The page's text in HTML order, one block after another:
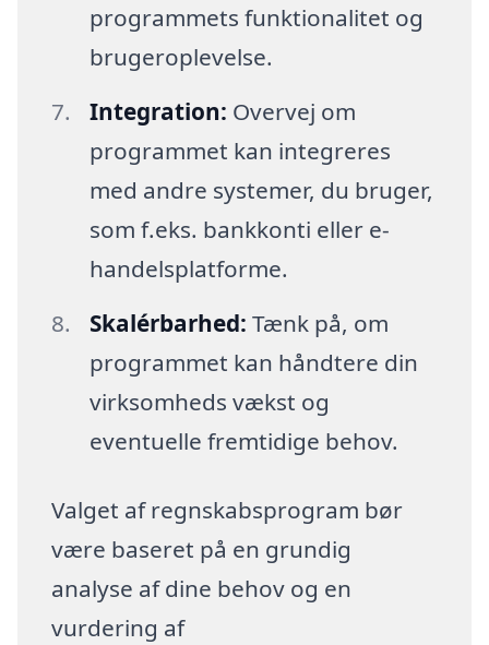
programmets funktionalitet og
brugeroplevelse.
Integration: Overvej om
programmet kan integreres
med andre systemer, du bruger,
som f.eks. bankkonti eller e-
handelsplatforme.
Skalérbarhed: Tænk på, om
programmet kan håndtere din
virksomheds vækst og
eventuelle fremtidige behov.
Valget af regnskabsprogram bør
være baseret på en grundig
analyse af dine behov og en
vurdering af